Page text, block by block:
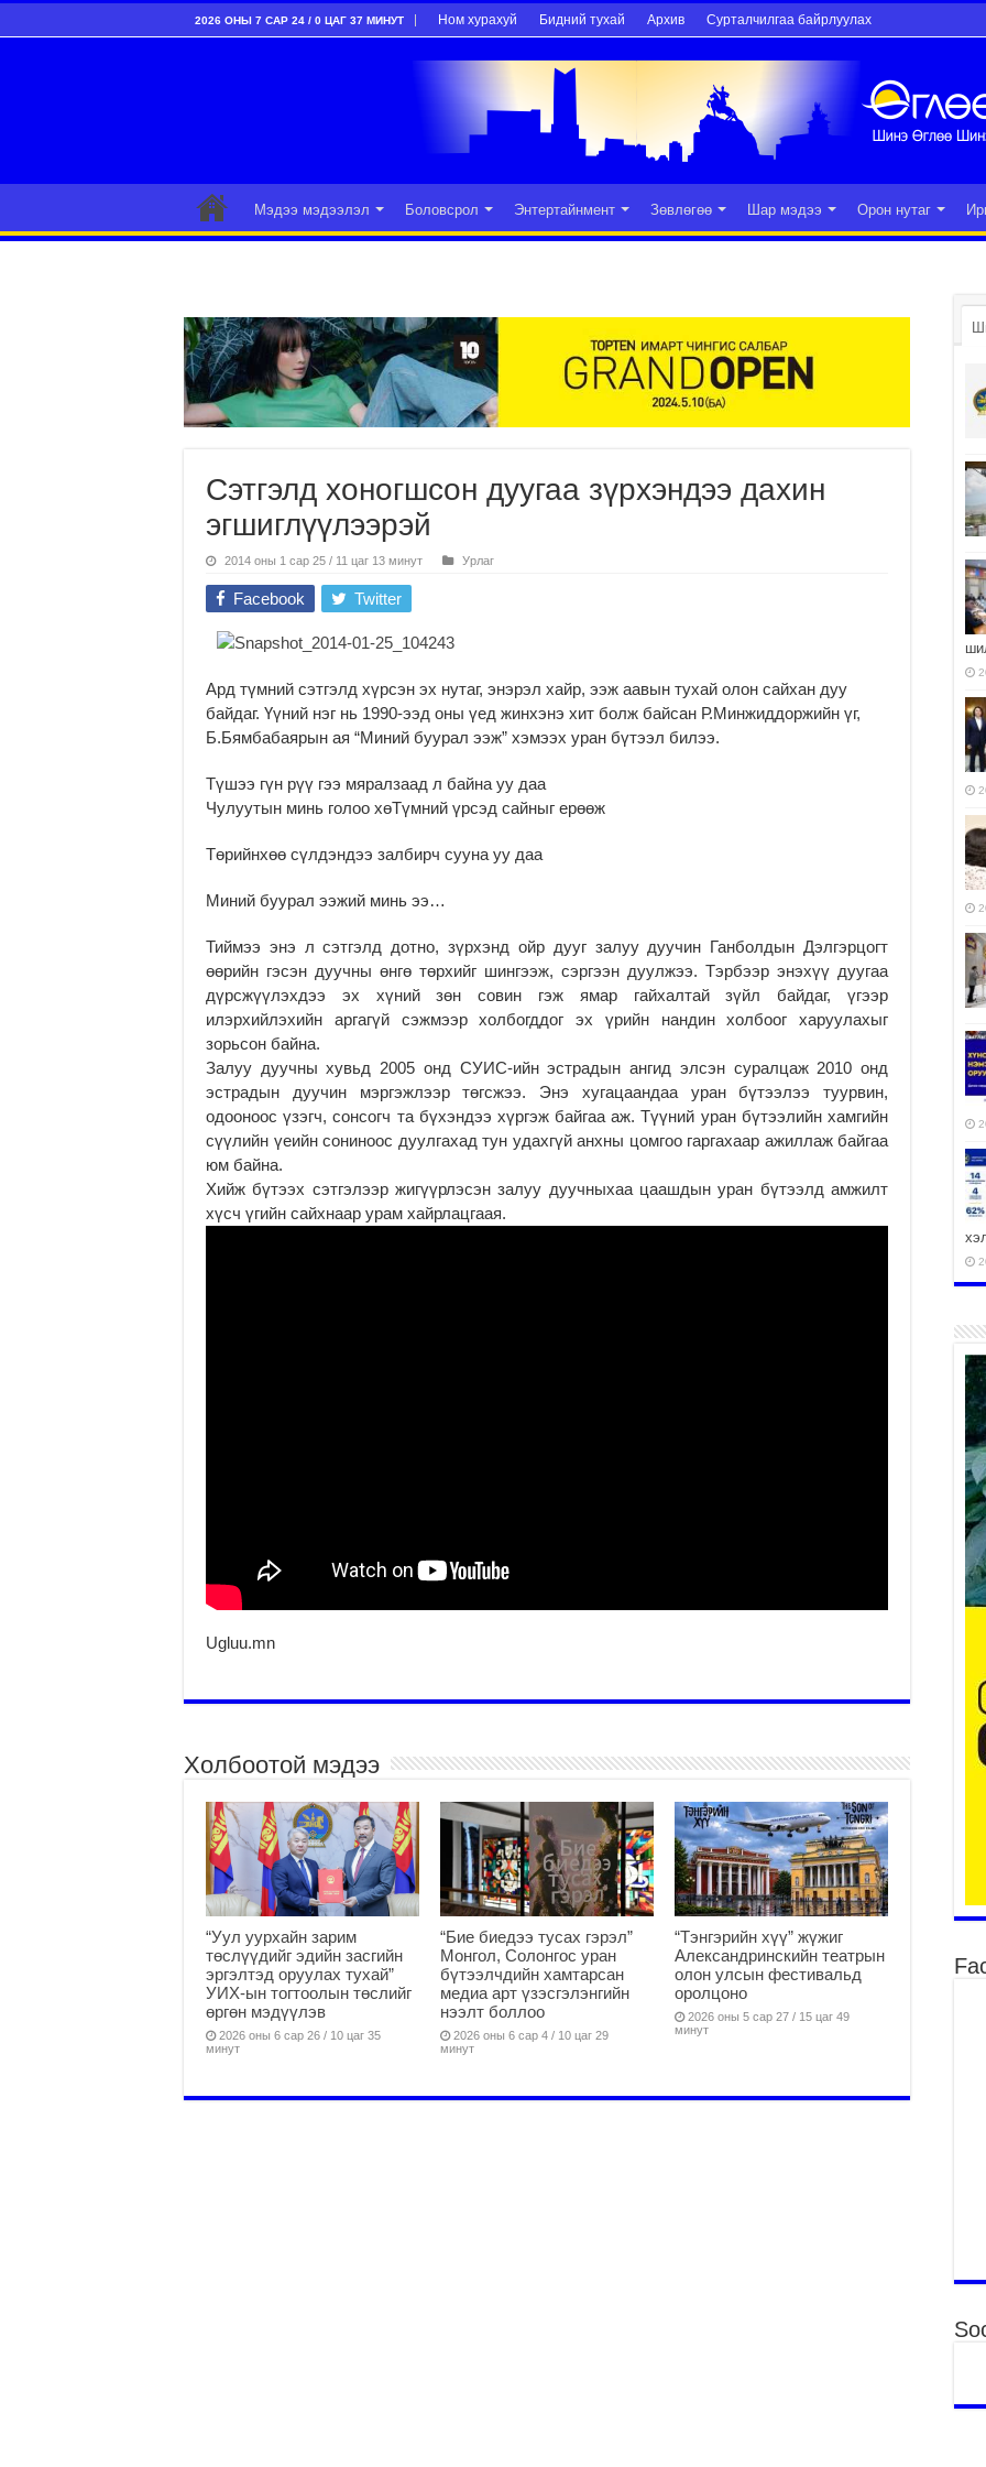
2026 ОНЫ 7 САР 24 / 0 ЦАГ 37 МИНУТ Ном хурахуй Бидний тухай Архив Сурталчилгаа байрлуулах
Мэдээ мэдээлэл Боловсрол Энтертайнмент Зөвлөгөө Шар мэдээ Орон нутаг
Сэтгэлд хоногшсон дуугаа зүрхэндээ дахин
эгшиглүүлээрэй
2014 оны 1 сар 25 / 11 цаг 13 минут Урлаг
Facebook Twitter
Ард түмний сэтгэлд хүрсэн эх нутаг, энэрэл хайр, ээж аавын тухай олон сайхан дуу
байдаг. Үүний нэг нь 1990-ээд оны үед жинхэнэ хит болж байсан Р.Минжиддоржийн үг,
Б.Бямбабаярын ая “Миний буурал ээж” хэмээх уран бүтээл билээ.
Түшээ гүн рүү гээ мяралзаад л байна уу даа
Чулуутын минь голоо хөТүмний үрсэд сайныг ерөөж
Төрийнхөө сүлдэндээ залбирч сууна уу даа
Миний буурал ээжий минь ээ…
Тиймээ энэ л сэтгэлд дотно, зүрхэнд ойр дууг залуу дуучин Ганболдын Дэлгэрцогт
өөрийн гэсэн дуучны өнгө төрхийг шингээж, сэргээн дуулжээ. Тэрбээр энэхүү дуугаа
дүрсжүүлэхдээ эх хүний зөн совин гэж ямар гайхалтай зүйл байдаг, үгээр
илэрхийлэхийн аргагүй сэжмээр холбогддог эх үрийн нандин холбоог харуулахыг
зорьсон байна.
Залуу дуучны хувьд 2005 онд СУИС-ийн эстрадын ангид элсэн суралцаж 2010 онд
эстрадын дуучин мэргэжлээр төгсжээ. Энэ хугацаандаа уран бүтээлээ туурвин,
одооноос үзэгч, сонсогч та бүхэндээ хүргэж байгаа аж. Түүний уран бүтээлийн хамгийн
сүүлийн үеийн сониноос дуулгахад тун удахгүй анхны цомгоо гаргахаар ажиллаж байгаа
юм байна.
Хийж бүтээх сэтгэлээр жигүүрлэсэн залуу дуучныхаа цаашдын уран бүтээлд амжилт
хүсч үгийн сайхнаар урам хайрлацгаая.
Ugluu.mn
Холбоотой мэдээ
“Уул уурхайн зарим
төслүүдийг эдийн засгийн
эргэлтэд оруулах тухай”
УИХ-ын тогтоолын төслийг
өргөн мэдүүлэв
2026 оны 6 сар 26 / 10 цаг 35
минут
“Бие биедээ тусах гэрэл”
Монгол, Солонгос уран
бүтээлчдийн хамтарсан
медиа арт үзэсгэлэнгийн
нээлт боллоо
2026 оны 6 сар 4 / 10 цаг 29
минут
“Тэнгэрийн хүү” жүжиг
Александринскийн театрын
олон улсын фестивальд
оролцоно
2026 оны 5 сар 27 / 15 цаг 49
минут